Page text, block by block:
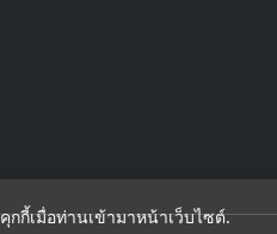
กกี้เมื่อท่านเข้ามาหน้าเว็บไซต์.